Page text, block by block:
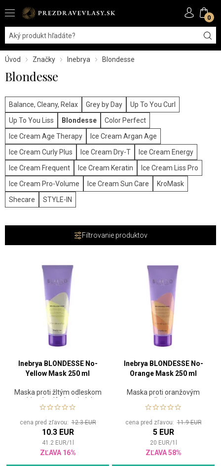
0
Úvod Značky Inebrya Blondesse
Blondesse
Balance, Cleany, Relax Grey by Day
Up To You Curl
Up To You Liss
Blondesse
Color Perfect
Ice Cream Age Therapy
Ice Cream Argan Age
Ice Cream Curly Plus
Ice Cream Dry-T
Ice Cream Energy
Ice Cream Frequent
Ice Cream Keratin
Ice Cream Liss Pro
Ice Cream Pro-Volume
Ice Cream Sun Care
KroMask
Shecare
STYLE-IN
Filtrovanie produktov
Inebrya BLONDESSE No-
Yellow Mask 250 ml
Maska proti žltým odleskom
na blond, odfarbené alebo
šedé vlasy
cena pred zľavou:12.3 EUR
10.3 EUR
41.2 EUR/1
ZĽAVA 16%
Inebrya BLONDESSE No-
Orange Mask 250 ml
Maska proti oranžovým
odleskom
cena pred zľavou:11.9 EUR
5 EUR
20 EUR/1
ZĽAVA 58%